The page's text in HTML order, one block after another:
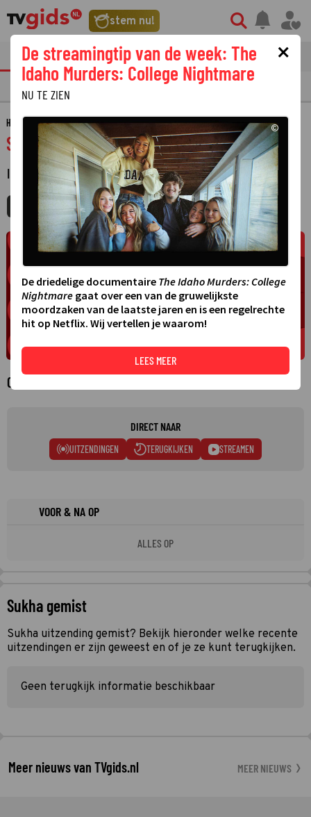
stem nu!
tvgids streaming nieuws
PRIMETIME GEMIST
HOME GIDS SUKHA
Sukha
INFORMACION ·
MIJNGIDS AGENDA DELEN
Over Sukha
DIRECT NAAR
UITZENDINGEN TERUGKIJKEN STREAMEN
VOOR & NA OP
ALLES OP
Sukha gemist
Sukha uitzending gemist? Bekijk hieronder welke recente
uitzendingen er zijn geweest en of je ze kunt terugkijken.
Geen terugkijk informatie beschikbaar
Meer nieuws van TVgids.nl MEER NIEUWS
×
De streamingtip van de week: The
Idaho Murders: College Nightmare
NU TE ZIEN
©
De driedelige documentaire The Idaho Murders: College
Nightmare gaat over een van de gruwelijkste
moordzaken van de laatste jaren en is een regelrechte
hit op Netflix. Wij vertellen je waarom!
LEES MEER